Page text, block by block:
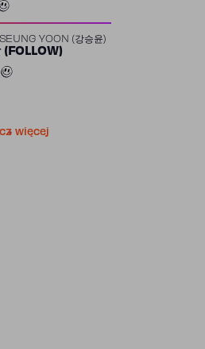
YOON (강승윤)
(FOLLOW)
więcej